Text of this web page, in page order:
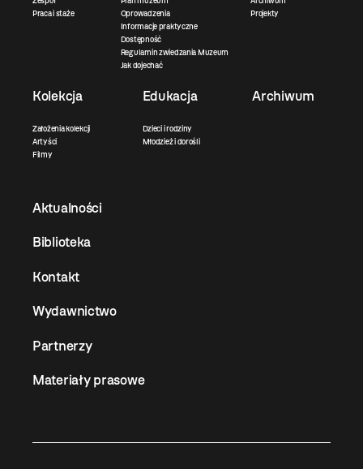
Praca i staże
Oprowadzenia
Informacje praktyczne
Dostępność
Regulamin zwiedzania Muzeum
Jak dojechać
Projekty
Kolekcja
Założenia kolekcji
Artyści
Filmy
Edukacja
Dzieci i rodziny
Młodzież i dorośli
Archiwum
Aktualności
Biblioteka
Kontakt
Wydawnictwo
Partnerzy
Materiały prasowe